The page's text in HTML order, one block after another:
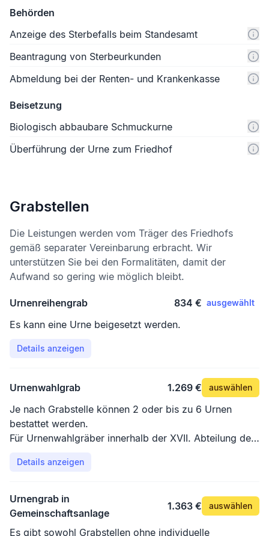
Behörden
Anzeige des Sterbefalls beim Standesamt
Beantragung von Sterbeurkunden
Abmeldung bei der Renten- und Krankenkasse
Beisetzung
Biologisch abbaubare Schmuckurne
Überführung der Urne zum Friedhof
Grabstellen
Die Leistungen werden vom Träger des Friedhofs
gemäß separater Vereinbarung erbracht. Wir
unterstützen Sie bei den Formalitäten, damit der
Aufwand so gering wie möglich bleibt.
Urnenreihengrab 834 € ausgewählt
Es kann eine Urne beigesetzt werden.
Details anzeigen
Urnenwahlgrab 1.269 € auswählen
Je nach Grabstelle können 2 oder bis zu 6 Urnen
bestattet werden.
Für Urnenwahlgräber innerhalb der XVII. Abteilung des
Ein Grab in dieser Abteilung kann nur vor Ort
Details anzeigen
Urnengrab in
Gemeinschaftsanlage
1.363 € auswählen
Es gibt sowohl Grabstellen ohne individuelle